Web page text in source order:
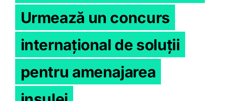
Urmează un concurs
internațional de soluții
pentru amenajarea